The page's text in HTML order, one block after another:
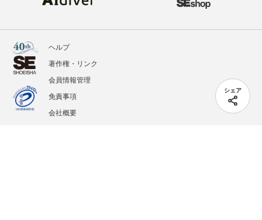
シェア
ヘルプ
著作権・リンク
会員情報管理
免責事項
会社概要